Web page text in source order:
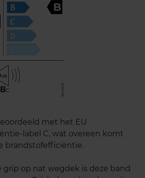
B
BC
met het EU
label C, wat overeen komt
brandstofefficiëntie.
grip op nat wegdek is deze band